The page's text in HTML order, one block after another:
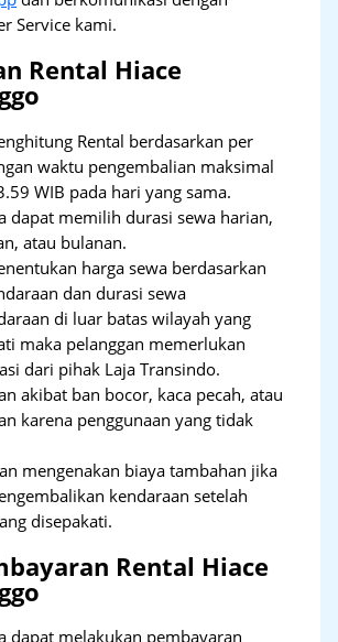
Service kami.
Rental Hiace
Rental berdasarkan per
waktu pengembalian maksimal
WIB pada hari yang sama.
dapat memilih durasi sewa harian,
atau bulanan.
harga sewa berdasarkan
dan durasi sewa
di luar batas wilayah yang
maka pelanggan memerlukan
dari pihak Laja Transindo.
akibat ban bocor, kaca pecah, atau
karena penggunaan yang tidak
mengenakan biaya tambahan jika
kendaraan setelah
disepakati.
Rental Hiace
dapat melakukan pembayaran